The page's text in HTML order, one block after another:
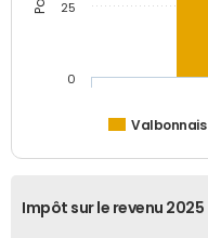
Valbonnais
0
25
Impôt sur le revenu 2025